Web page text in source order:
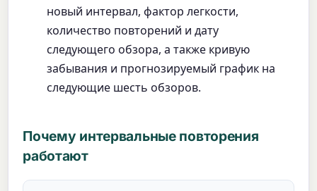
новый интервал, фактор легкости,
количество повторений и дату
следующего обзора, а также кривую
забывания и прогнозируемый график на
следующие шесть обзоров.
Почему интервальные повторения
работают